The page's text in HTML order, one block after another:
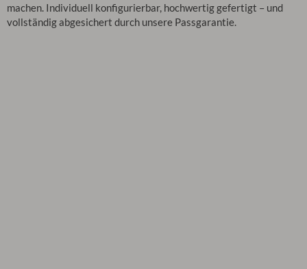
machen. Individuell konfigurierbar, hochwertig gefertigt – und
vollständig abgesichert durch unsere Passgarantie.